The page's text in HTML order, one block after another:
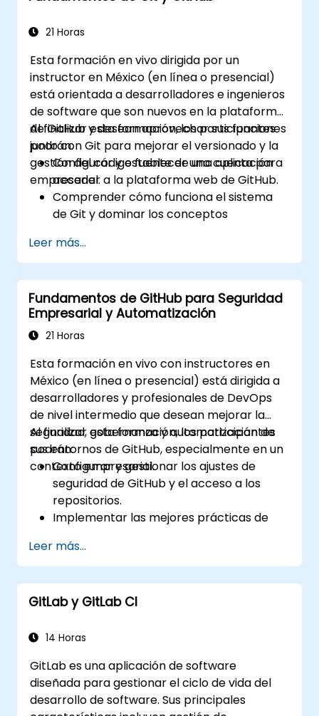
21 Horas
Esta formación en vivo dirigida por un
instructor en México (en línea o presencial)
está orientada a desarrolladores e ingenieros
de software que son nuevos en la plataforma
de GitHub y desean aprovechar sus funciones
junto con Git para mejorar el versionado y la
gestión del código fuente de una aplicación
empresarial.
Al finalizar esta formación, los participantes
podrán:
Configurar y establecer una cuenta para
acceder a la plataforma web de GitHub.
Comprender cómo funciona el sistema
de Git y dominar los conceptos
Crear y gestionar repositorios de GitHub
mientras implementan flujos de trabajo
de Git.
Ejecutar cambios en el código fuente
dentro de GitHub y sincronizar las
revisiones realizadas fuera de la
Manejar Solicitudes de Extracción,
Etiquetas, Lanzamientos y otros
componentes fundamentales de GitHub.
Realizar funcionalidades de control de
versiones basadas en Git y utilizar el
entorno bash de GitHub.
Crear ramas del repositorio para resolver
defectos del proyecto junto con el
equipo.
Dominar y familiarizarse con la estructura
de Git y GitHub para mejorar las
Leer más...
Fundamentos de GitHub para Seguridad
Empresarial y Automatización
21 Horas
Esta formación en vivo con instructores en
México (en línea o presencial) está dirigida a
desarrolladores y profesionales de DevOps
de nivel intermedio que desean mejorar la
seguridad, gobernanza y automatización de
sus entornos de GitHub, especialmente en un
contexto empresarial.
Al finalizar esta formación, los participantes
podrán:
Configurar y gestionar los ajustes de
seguridad de GitHub y el acceso a los
repositorios.
Implementar las mejores prácticas de
GitHub como Dependabot y CodeQL.
Crear, reutilizar y mantener GitHub
Actions y flujos de trabajo.
Supervisar y auditar la actividad para
gobernanza a gran escala.
Leer más...
GitLab y GitLab CI
14 Horas
GitLab es una aplicación de software
diseñada para gestionar el ciclo de vida del
desarrollo de software. Sus principales